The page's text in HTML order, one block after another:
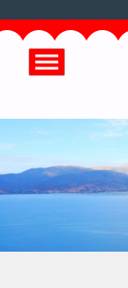
к
основному
содержанию